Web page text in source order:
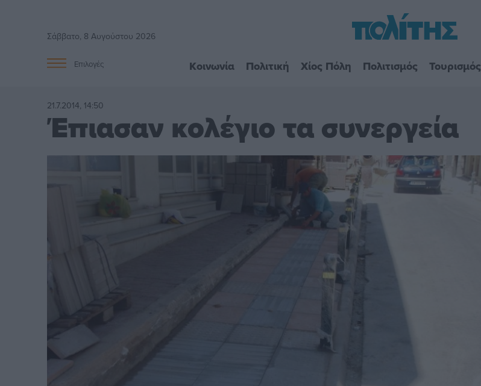
Σάββατο, 8 Αυγούστου 2026
Επιλογές Κοινωνία Πολιτική Χίος Πόλη Πολιτισμός Τουρισμός
21.7.2014, 14:50
Έπιασαν κολέγιο τα συνεργεία